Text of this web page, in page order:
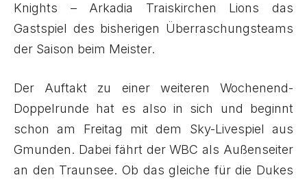
Knights – Arkadia Traiskirchen Lions das
Gastspiel des bisherigen Überraschungsteams
der Saison beim Meister.
Der Auftakt zu einer weiteren Wochenend-
Doppelrunde hat es also in sich und beginnt
schon am Freitag mit dem Sky-Livespiel aus
Gmunden. Dabei fährt der WBC als Außenseiter
an den Traunsee. Ob das gleiche für die Dukes